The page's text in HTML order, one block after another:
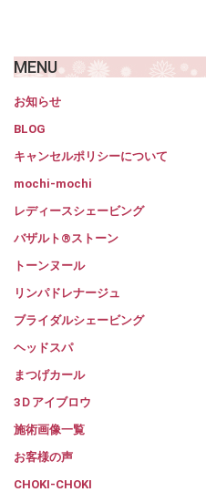
MENU
お知らせ
BLOG
キャンセルポリシーについて
mochi-mochi
レディースシェービング
バザルト®ストーン
トーンヌール
リンパドレナージュ
ブライダルシェービング
ヘッドスパ
まつげカール
3Ｄアイブロウ
施術画像一覧
お客様の声
CHOKI-CHOKI